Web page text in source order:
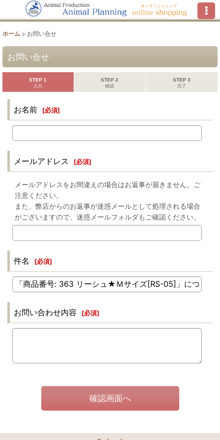
ホーム > お問い合せ
お問い合せ
STEP 1
入力
STEP 2
確認
STEP 3
完了
お名前 [必須]
メールアドレス [必須]
メールアドレスをお間違えの場合はお返事が届きません。ご
注意ください。
また、弊店からのお返事が迷惑メールとして処理される場合
がございますので、迷惑メールフォルダもご確認ください。
件名 [必須]
お問い合わせ内容 [必須]
確認画面へ